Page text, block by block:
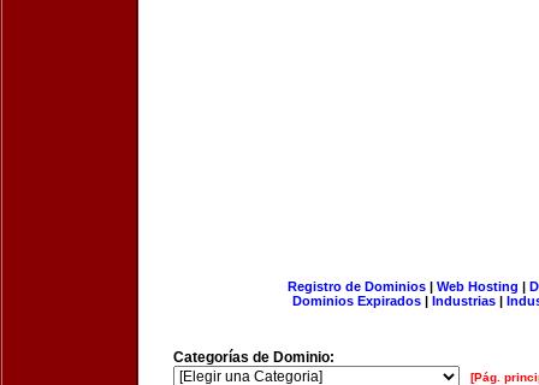
Registro de Dominios| Web Hosting |
Dominios Expirados | Industrias |
Categorías de Dominio:
[Pág.